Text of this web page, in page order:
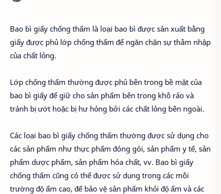
Bao bì giấy chống thấm là loại bao bì được sản xuất bằng
giấy được phủ lớp chống thấm để ngăn chặn sự thâm nhập
của chất lỏng.
Lớp chống thấm thường được phủ bên trong bề mặt của
bao bì giấy để giữ cho sản phẩm bên trong khô ráo và
tránh bị ướt hoặc bị hư hỏng bởi các chất lỏng bên ngoài.
Các loại bao bì giấy chống thấm thường được sử dụng cho
các sản phẩm như thực phẩm đóng gói, sản phẩm y tế, sản
phẩm dược phẩm, sản phẩm hóa chất, vv. Bao bì giấy
chống thấm cũng có thể được sử dụng trong các môi
trường độ ẩm cao, để bảo vệ sản phẩm khỏi độ ẩm và các